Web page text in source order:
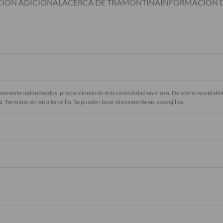
ADICIONAL ACERCA DE TRAMONTINA INFORMACIÓN
redondeados, proporcionando más comodidad en el uso. De acero
en alto brillo. Se pueden lavar diariamente en lavavajillas.